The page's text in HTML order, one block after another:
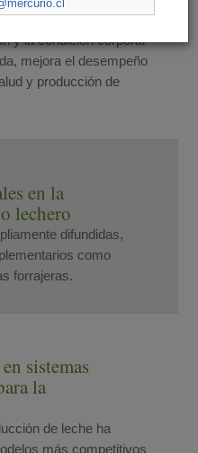
y la condición corporal
mejora el desempeño
y producción de
en la
lechero
difundidas,
como
forrajeras.
sistemas
la
de leche ha
más competitivos